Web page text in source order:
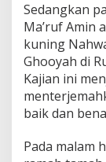
Sedangkan
Ma’ruf Amin
kuning
Ghooyah di
Kajian ini
baik dan
Pada malam